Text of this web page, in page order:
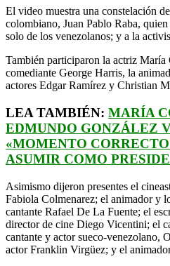
El video muestra una constelación
colombiano, Juan Pablo Raba,
solo de los venezolanos; y a la
También participaron la actriz María
comediante George Harris, la
actores Edgar Ramírez y Christian
LEA TAMBIÉN: MARÍA
EDMUNDO GONZÁLEZ
«MOMENTO
ASUMIR COMO
Asimismo dijeron presentes el
Fabiola Colmenarez; el animador y
cantante Rafael De La Fuente; el
director de cine Diego Vicentini; el
cantante y actor sueco-venezolano,
actor Franklin Virgüez; y el